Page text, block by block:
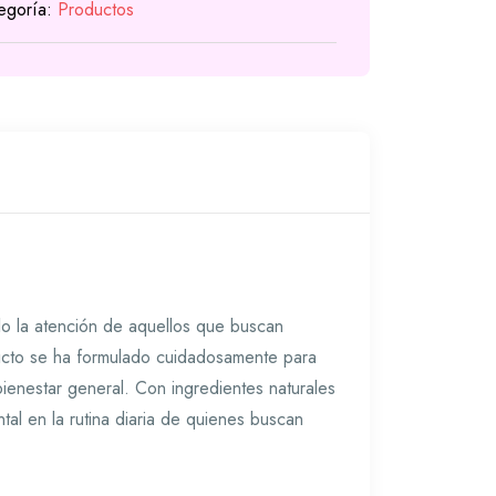
Productos
la atención de aquellos que buscan
se ha formulado cuidadosamente para
general. Con ingredientes naturales
en la rutina diaria de quienes buscan